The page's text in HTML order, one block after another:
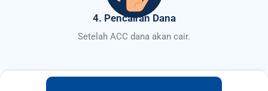
4. Pencairan Dana
Setelah ACC dana akan cair.